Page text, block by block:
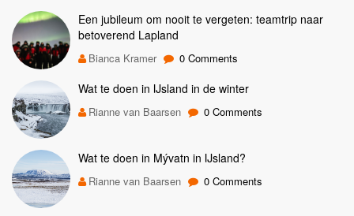
Een jubileum om nooit te vergeten: teamtrip naar
betoverend Lapland
Bianca Kramer 0 Comments
Wat te doen in IJsland in de winter
Rianne van Baarsen 0 Comments
Wat te doen in Mývatn in IJsland?
Rianne van Baarsen 0 Comments